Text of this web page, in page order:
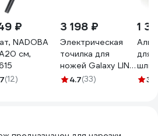
₽
NADOBA
см,
(12)
3 198 ₽
Электрическая
точилка для
ножей Galaxy LINE
GL 2443, черный с
4.7(33)
1
для
3.5